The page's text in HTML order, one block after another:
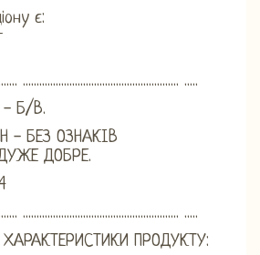
є:
......................................................... .....
- Б/В.
- БЕЗ ОЗНАКІВ
ДОБРЕ.
......................................................... .....
ПРОДУКТУ: